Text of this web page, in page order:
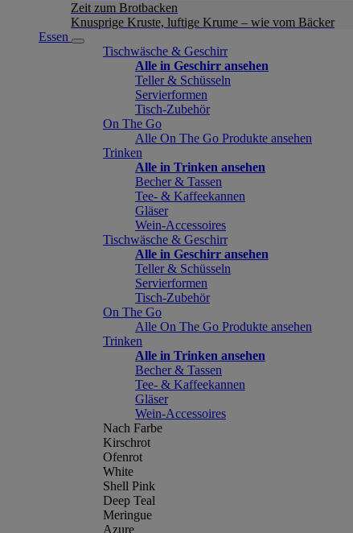
Zeit zum Brotbacken
Knusprige Kruste, luftige Krume – wie vom Bäcker
Essen
Tischwäsche & Geschirr
Alle in Geschirr ansehen
Teller & Schüsseln
Servierformen
Tisch-Zubehör
On The Go
Alle On The Go Produkte ansehen
Trinken
Alle in Trinken ansehen
Becher & Tassen
Tee- & Kaffeekannen
Gläser
Wein-Accessoires
Tischwäsche & Geschirr
Alle in Geschirr ansehen
Teller & Schüsseln
Servierformen
Tisch-Zubehör
On The Go
Alle On The Go Produkte ansehen
Trinken
Alle in Trinken ansehen
Becher & Tassen
Tee- & Kaffeekannen
Gläser
Wein-Accessoires
Nach Farbe
Kirschrot
Ofenrot
White
Shell Pink
Deep Teal
Meringue
Azure